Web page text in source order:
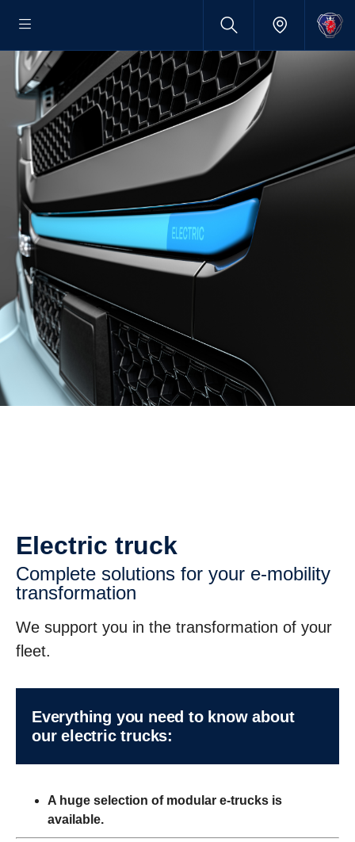
Electric truck
Complete solutions for your e-​mobility
trans­for­ma­tion
We support you in the transformation of your
fleet.
Every­thing you need to know about
our electric trucks:
A huge selection of modular e-trucks is
available.